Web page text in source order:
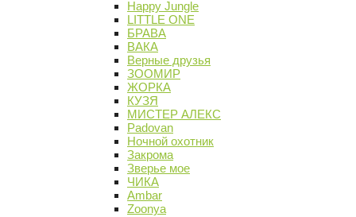
Happy Jungle
LITTLE ONE
БРАВА
ВАКА
Верные друзья
ЗООМИР
ЖОРКА
КУЗЯ
МИСТЕР АЛЕКС
Padovan
Ночной охотник
Закрома
Зверье мое
ЧИКА
Ambar
Zoonya